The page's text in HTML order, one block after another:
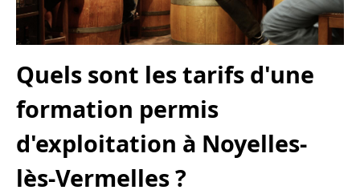
Quels sont les tarifs d'une
formation permis
d'exploitation à Noyelles-
lès-Vermelles ?